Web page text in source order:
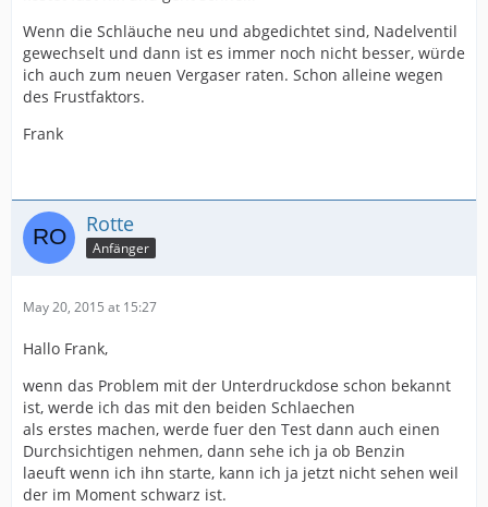
Wenn die Schläuche neu und abgedichtet sind, Nadelventil
gewechselt und dann ist es immer noch nicht besser, würde
ich auch zum neuen Vergaser raten. Schon alleine wegen
des Frustfaktors.
Frank
Rotte
Anfänger
May 20, 2015 at 15:27
Hallo Frank,
wenn das Problem mit der Unterdruckdose schon bekannt
ist, werde ich das mit den beiden Schlaechen
als erstes machen, werde fuer den Test dann auch einen
Durchsichtigen nehmen, dann sehe ich ja ob Benzin
laeuft wenn ich ihn starte, kann ich ja jetzt nicht sehen weil
der im Moment schwarz ist.